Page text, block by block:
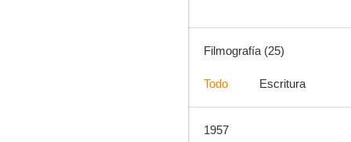
Tres citas con el destino
Filmografía (25)
Todo Escritura
1957